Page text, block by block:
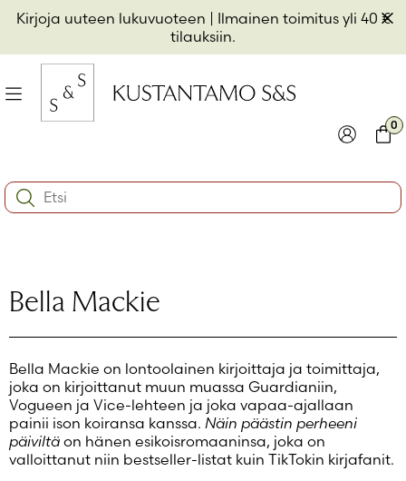
Kirjoja uuteen lukuvuoteen | Ilmainen toimitus yli 40 €
tilauksiin.
Hyppää
sisältöön
Valikko
Kirjaudu sisään
Salasana unohtunut?
Eikö sinulla ole tiliä?
Luo uusi tili
0
Search:
Bella Mackie
Bella Mackie on lontoolainen kirjoittaja ja toimittaja,
joka on kirjoittanut muun muassa Guardianiin,
Vogueen ja Vice-lehteen ja joka vapaa-ajallaan
painii ison koiransa kanssa. Näin päästin perheeni
päiviltä on hänen esikoisromaaninsa, joka on
valloittanut niin bestseller-listat kuin TikTokin kirjafanit.